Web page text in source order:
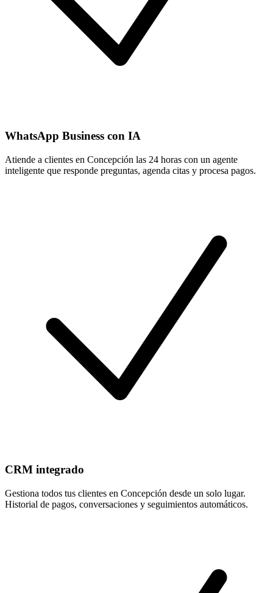
WhatsApp Business con IA
Atiende a clientes en Concepción las 24 horas con un agente
inteligente que responde preguntas, agenda citas y procesa pagos.
CRM integrado
Gestiona todos tus clientes en Concepción desde un solo lugar.
Historial de pagos, conversaciones y seguimientos automáticos.